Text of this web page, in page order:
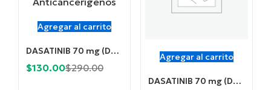
Agregar al carrito
DASATINIB 70 mg (Dasamaps) x 60 Comprimidos
$130.00Current
$290.00Original
Agregar al carrito
DASATINIB 70 mg (Dasapan) x 60 Comprimidos